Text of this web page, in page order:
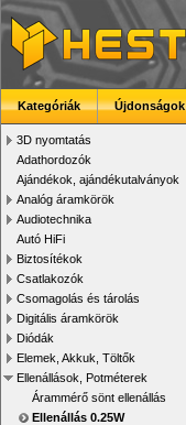
Kategóriák Újdonságok
3D nyomtatás
Adathordozók
Ajándékok, ajándékutalványok
Analóg áramkörök
Audiotechnika
Autó HiFi
Biztosítékok
Csatlakozók
Csomagolás és tárolás
Digitális áramkörök
Diódák
Elemek, Akkuk, Töltők
Ellenállások, Potméterek
Árammérő sönt ellenállás
Ellenállás 0.25W